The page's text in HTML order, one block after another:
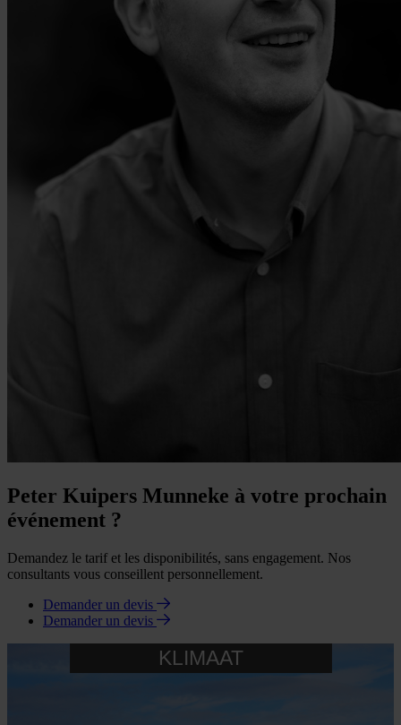
Peter Kuipers Munneke à votre prochain
événement ?
Demandez le tarif et les disponibilités, sans engagement. Nos
consultants vous conseillent personnellement.
Demander un devis
Demander un devis